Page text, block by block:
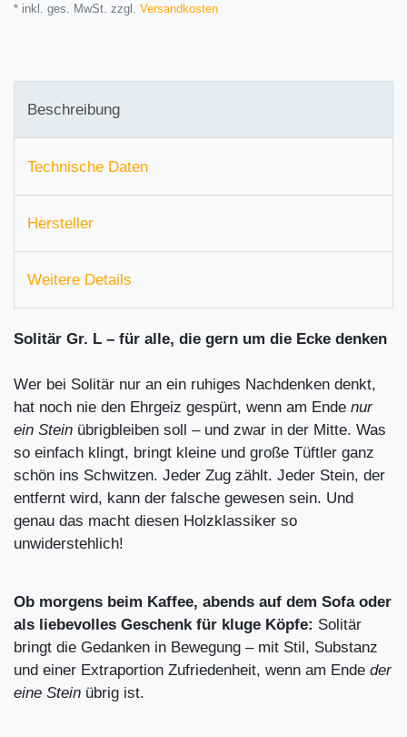
* inkl. ges. MwSt. zzgl. Versandkosten
Beschreibung
Technische Daten
Hersteller
Weitere Details
Solitär Gr. L – für alle, die gern um die Ecke denken
Wer bei Solitär nur an ein ruhiges Nachdenken denkt,
hat noch nie den Ehrgeiz gespürt, wenn am Ende nur
ein Stein übrigbleiben soll – und zwar in der Mitte. Was
so einfach klingt, bringt kleine und große Tüftler ganz
schön ins Schwitzen. Jeder Zug zählt. Jeder Stein, der
entfernt wird, kann der falsche gewesen sein. Und
genau das macht diesen Holzklassiker so
unwiderstehlich!
Ob morgens beim Kaffee, abends auf dem Sofa oder
als liebevolles Geschenk für kluge Köpfe: Solitär
bringt die Gedanken in Bewegung – mit Stil, Substanz
und einer Extraportion Zufriedenheit, wenn am Ende der
eine Stein übrig ist.